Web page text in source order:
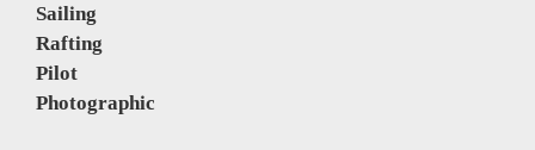
Sailing
Rafting
Pilot
Photographic